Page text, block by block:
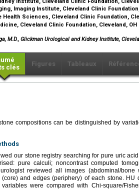
Imaging Institute, Cleveland Clinic
Health Sciences, Cleveland Clinic Foundation,
Cleveland Clinic Foundation, Cleveland, OH
M.D., Glickman Urological and Kidney Institute,
clés
Figures Tableaux
compositions can be distinguished by
our stone registry searching for pure uric
pure calculi; noncontrast computed
reviewed all images (abdominal/bone
and edges (periphery) of each stone. HU
were compared with Chi-square/